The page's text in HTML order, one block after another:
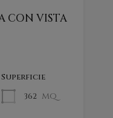
CON VISTA
Superficie
362 mq